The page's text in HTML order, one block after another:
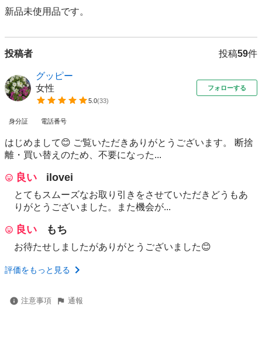
新品未使用品です。
投稿者 投稿59件
グッピー
女性
5.0(33)
フォローする
身分証 電話番号
はじめまして😊 ご覧いただきありがとうございます。 断捨
離・買い替えのため、不要になった...
良い ilovei
とてもスムーズなお取り引きをさせていただきどうもあ
りがとうございました。また機会が...
良い もち
お待たせしましたがありがとうございました😊
評価をもっと見る
注意事項 通報